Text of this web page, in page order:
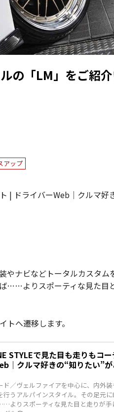
の「LM」をご紹
アップ
| ドライバーWeb｜クルマ好
やナビなどトータルカスタム
……よりスポーティな見た目
へ遷移します。
STYLEで見た目も走りもコ
｜クルマ好きの“知りたい”
ド／ヴェルファイアを中心に、内外
行うアルパインスタイル。その足元に
よりスポーティな見た目と走りが手